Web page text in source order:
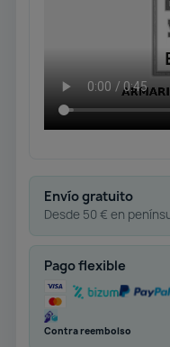
Envío gratuito
Desde 50 € en
Pago flexible
Contra reembolso